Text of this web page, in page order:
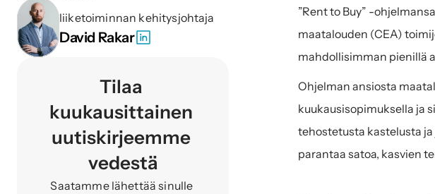
liiketoiminnan kehitysjohtaja
David Rakar
Tilaa
kuukausittainen
uutiskirjeemme
vedestä
Saatamme lähettää sinulle
”Rent to Buy” -
maatalouden (CEA)
mahdollisimman pienillä
Ohjelman ansiosta
kuukausisopimuksella ja
tehostetusta kastelusta
parantaa satoa, kasvien